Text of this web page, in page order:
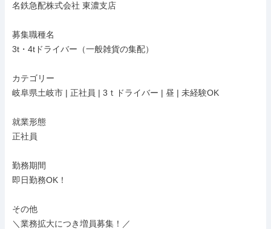
名鉄急配株式会社 東濃支店
募集職種名
3t・4tドライバー（一般雑貨の集配）
カテゴリー
岐阜県土岐市 | 正社員 | 3ｔドライバー | 昼 | 未経験OK
就業形態
正社員
勤務期間
即日勤務OK！
その他
＼業務拡大につき増員募集！／